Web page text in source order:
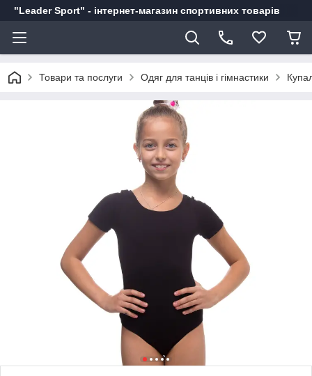
"Leader Sport" - інтернет-магазин спортивних товарів
Товари та послуги Одяг для танців і гімнастики